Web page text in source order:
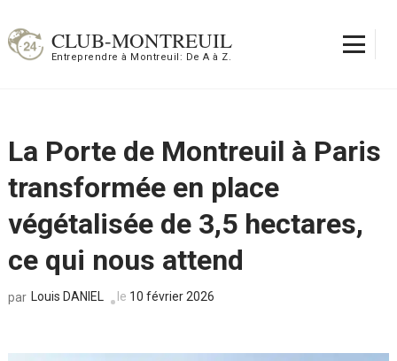
au
contenu
CLUB-MONTREUIL
Entreprendre à Montreuil: De A à Z.
La Porte de Montreuil à Paris
transformée en place
végétalisée de 3,5 hectares,
ce qui nous attend
par Louis DANIEL le 10 février 2026